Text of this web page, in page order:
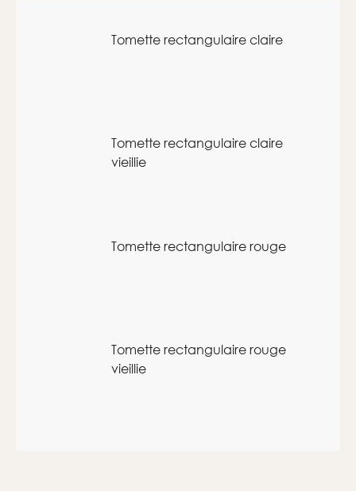
Tomette rectangulaire claire
Tomette rectangulaire claire
vieillie
Tomette rectangulaire rouge
Tomette rectangulaire rouge
vieillie